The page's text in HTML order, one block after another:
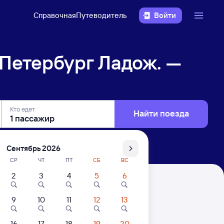
СправочнаяПутеводитель Войти
Ладож. —
Кто едет Найти поезда
— Владимир
Цены за 1 пассажира
Сентябрь 2026
СР ЧТ ПТ СБ ВС
2 3 4 5 6
9 10 11 12 13